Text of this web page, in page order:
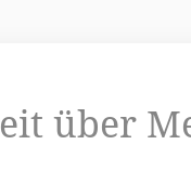
über